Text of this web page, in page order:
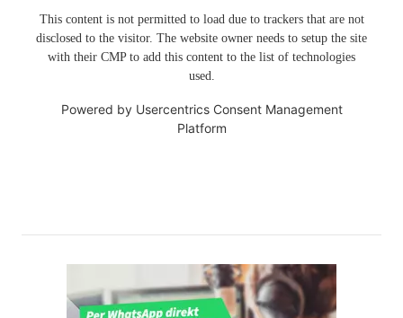
This content is not permitted to load due to trackers that are not
disclosed to the visitor. The website owner needs to setup the site
with their CMP to add this content to the list of technologies
used.
Powered by Usercentrics Consent Management
Platform